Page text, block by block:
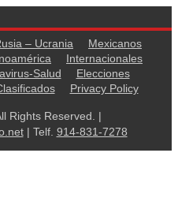
– Ucrania
Mexicanos
Internacionales
Salud
Elecciones
Privacy Policy
Rights Reserved. |
| Telf. 914-831-7278